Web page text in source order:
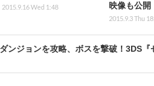
2015.9.16 Wed 1:48
映像も公開
2015.9.3 Thu
ンジョンを攻略、ボスを撃破！3DS